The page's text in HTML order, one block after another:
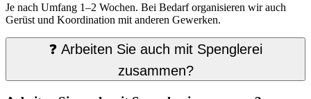
Je nach Umfang 1–2 Wochen. Bei Bedarf organisieren wir auch
Gerüst und Koordination mit anderen Gewerken.
❓ Arbeiten Sie auch mit Spenglerei
zusammen?